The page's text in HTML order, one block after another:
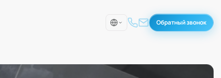
Обратный звонок